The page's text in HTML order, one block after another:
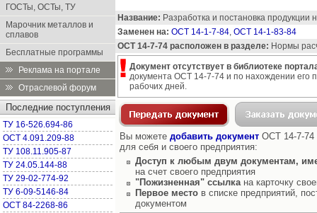
ГОСТы, ОСТы, ТУ
Марочник металлов и
сплавов
Бесплатные программы
Реклама на портале
Отраслевой форум
Последние поступления
ТУ 16-526.694-86
ОСТ 4.091.209-88
ТУ 108.11.905-87
ТУ 24.05.144-88
ТУ 29-02-774-92
ТУ 6-09-5146-84
ОСТ 84-2268-86
Название: Разработка и постановка продукции
Заменен на: ОСТ 14-1-7-84, ОСТ 14-1-83-84
ОСТ 14-7-74 расположен в разделе: Нормы
Документ отсутствует в библиотеке
документа ОСТ 14-7-74 и по нахождении его
рабочих дней.
Вы можете добавить документ ОСТ 14-7-74
для себя и своего предприятия:
Доступ к любым двум документам,
на счет своего предприятия
"Пожизненная" ссылкана карточку
Первое место в списке предприятий,
документом